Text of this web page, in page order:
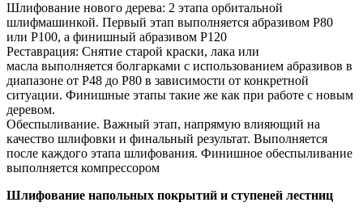
Шлифование нового дерева: 2 этапа орбитальной
шлифмашинкой. Первый этап выполняется абразивом Р80
или Р100, а финишный абразивом P120
Реставрация: Снятие старой краски, лака или
масла выполняется болгарками с использованием абразивов в
диапазоне от P48 до P80 в зависимости от конкретной
ситуации. Финишные этапы такие же как при работе с новым
деревом.
Обеспыливание. Важный этап, напрямую влияющий на
качество шлифовки и финальный результат. Выполняется
после каждого этапа шлифования. Финишное обеспыливание
выполняется компрессором
Шлифование напольных покрытий и ступеней лестниц